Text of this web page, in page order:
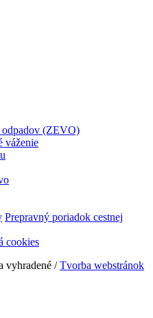
odpadov (ZEVO)
váženie
Prepravný poriadok cestnej
cookies
vyhradené /Tvorba webstránok